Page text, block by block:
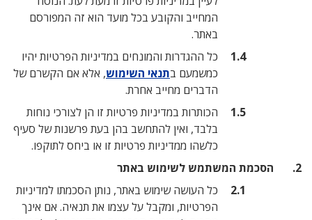
המחייב והקובע בכל מועד הוא זה המפורסם
כל ההגדרות והמונחים במדיניות הפרטיות יהיו
תנאי השימוש, אלא אם הקשרם של
הדברים מחייב אחרת.
הכותרות במדיניות פרטיות זו הן לצורכי נוחות
בלבד, ואין להתחשב בהן בעת פרשנות של סעיף
כלשהו ממדיניות פרטיות זו או ביחס לתוקפו.
לשימוש באתר
כל העושה שימוש באתר, נותן הסכמתו למדיניות
הפרטיות, ומקבל על עצמו את תנאיה. אם אינך